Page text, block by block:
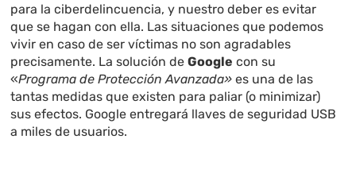
para la ciberdelincuencia, y nuestro deber es evitar
que se hagan con ella. Las situaciones que podemos
vivir en caso de ser víctimas no son agradables
precisamente. La solución deGoogle con su
«Programa de Protección Avanzada» es una de las
tantas medidas que existen para paliar (o minimizar)
sus efectos. Google entregará llaves de seguridad USB
a miles de usuarios.